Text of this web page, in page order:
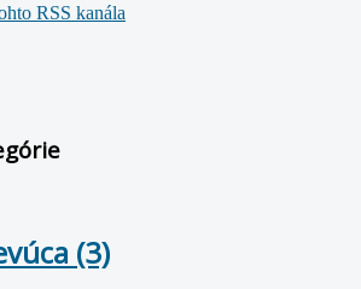
RSS kanála
(3)